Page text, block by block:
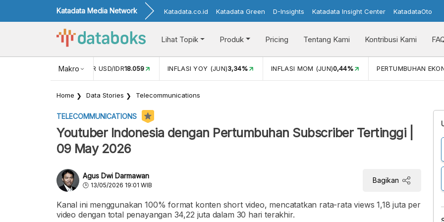
Katadata Media Network Katadata.co.id Katadata Green D-Insights Katadata Insight Center KatadataOto
Lihat Topik Produk Pricing Tentang Kami Kontribusi Kami
Makro
NILAI TUKAR USD/IDR18.059 INFLASI YOY (JUN)3,34% INFLASI MOM (JUN)0,44% PERTUMBUHAN
Home Data Stories Telecommunications
TELECOMMUNICATIONS
Youtuber Indonesia dengan Pertumbuhan Subscriber Tertinggi |
09 May 2026
Agus Dwi Darmawan
13/05/2026 19:01 WIB
Bagikan
Kanal ini menggunakan 100% format konten short video, mencatatkan rata-rata views 1,18 juta per
video dengan total penayangan 34,22 juta dalam 30 hari terakhir.